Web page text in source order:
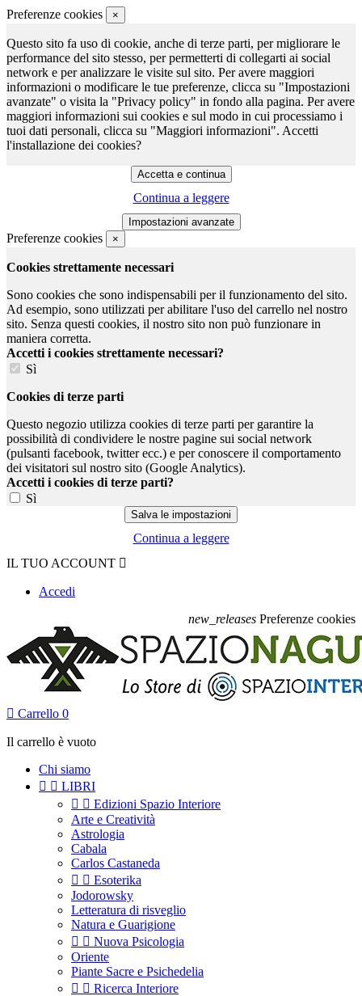
Preferenze cookies ×
Questo sito fa uso di cookie, anche di terze parti, per migliorare le
performance del sito stesso, per permetterti di collegarti ai social
network e per analizzare le visite sul sito. Per avere maggiori
informazioni o modificare le tue preferenze, clicca su "Impostazioni
avanzate" o visita la "Privacy policy" in fondo alla pagina. Per avere
maggiori informazioni sui cookies e sul modo in cui processiamo i
tuoi dati personali, clicca su "Maggiori informazioni". Accetti
l'installazione dei cookies?
Continua a leggere
Preferenze cookies ×
Cookies strettamente necessari
Sono cookies che sono indispensabili per il funzionamento del sito.
Ad esempio, sono utilizzati per abilitare l'uso del carrello nel nostro
sito. Senza questi cookies, il nostro sito non può funzionare in
maniera corretta.
Accetti i cookies strettamente necessari?
Sì
Cookies di terze parti
Questo negozio utilizza cookies di terze parti per garantire la
possibilità di condividere le nostre pagine sui social network
(pulsanti facebook, twitter ecc.) e per conoscere il comportamento
dei visitatori sul nostro sito (Google Analytics).
Accetti i cookies di terze parti?
Sì
Continua a leggere
IL TUO ACCOUNT 
Accedi
new_releases Preferenze cookies
 Carrello 0
Il carrello è vuoto
Chi siamo
  LIBRI
  Edizioni Spazio Interiore
Arte e Creatività
Astrologia
Cabala
Carlos Castaneda
  Esoterika
Jodorowsky
Letteratura di risveglio
Natura e Guarigione
  Nuova Psicologia
Oriente
Piante Sacre e Psichedelia
  Ricerca Interiore